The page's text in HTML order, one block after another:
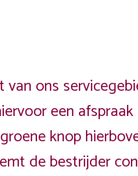
ons
een afspraak
knop
de bestrijder